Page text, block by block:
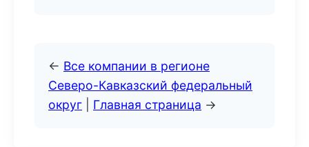
← Все компании в регионе
Северо-Кавказский федеральный
округ
Главная страница →